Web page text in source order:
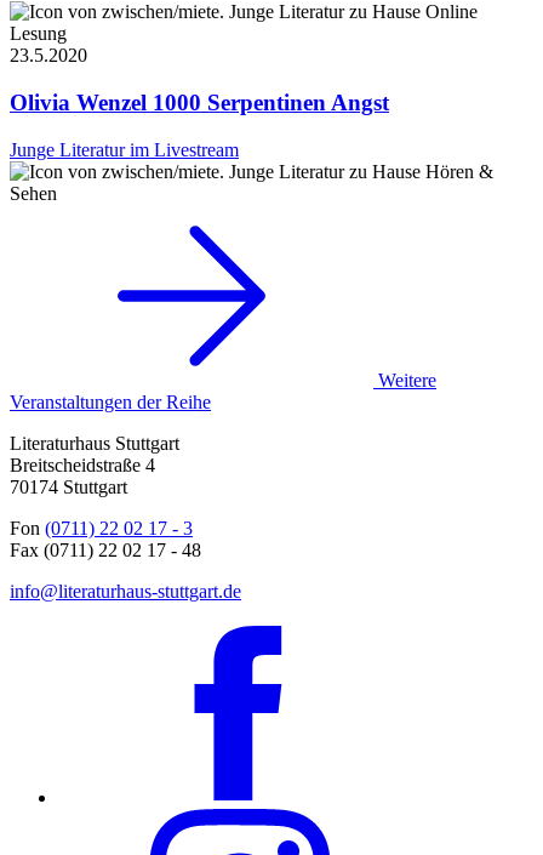
Online
Lesung
23.5.2020
Olivia Wenzel 1000 Serpentinen Angst
Junge Literatur im Livestream
Hören &
Sehen
Weitere
Veranstaltungen der Reihe
Literaturhaus Stuttgart
Breitscheidstraße 4
70174 Stuttgart
Fon (0711) 22 02 17 - 3
Fax (0711) 22 02 17 - 48
info@literaturhaus-stuttgart.de